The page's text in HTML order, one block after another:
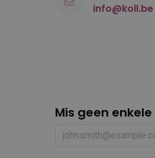
Mis geen enkele
info@koll.be